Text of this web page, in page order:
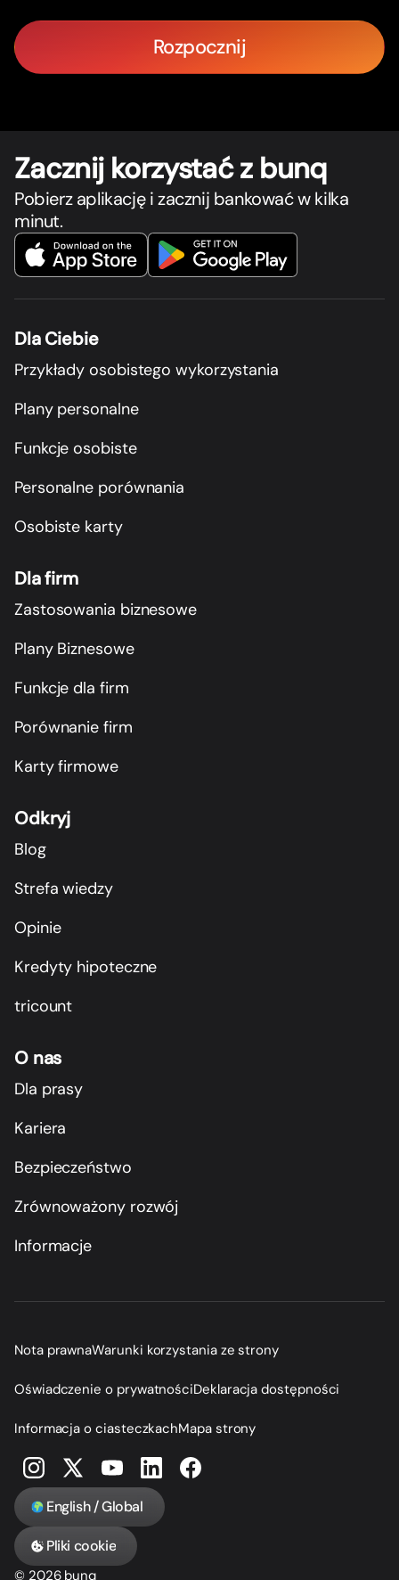
Rozpocznij
Zacznij korzystać z bunq
Pobierz aplikację i zacznij bankować w kilka
minut.
Dla Ciebie
Przykłady osobistego wykorzystania
Plany personalne
Funkcje osobiste
Personalne porównania
Osobiste karty
Dla firm
Zastosowania biznesowe
Plany Biznesowe
Funkcje dla firm
Porównanie firm
Karty firmowe
Odkryj
Blog
Strefa wiedzy
Opinie
Kredyty hipoteczne
tricount
O nas
Dla prasy
Kariera
Bezpieczeństwo
Zrównoważony rozwój
Informacje
Nota prawnaWarunki korzystania ze strony
Oświadczenie o prywatnościDeklaracja dostępności
Informacja o ciasteczkachMapa strony
English / Global
Pliki cookie
© 2026 bunq